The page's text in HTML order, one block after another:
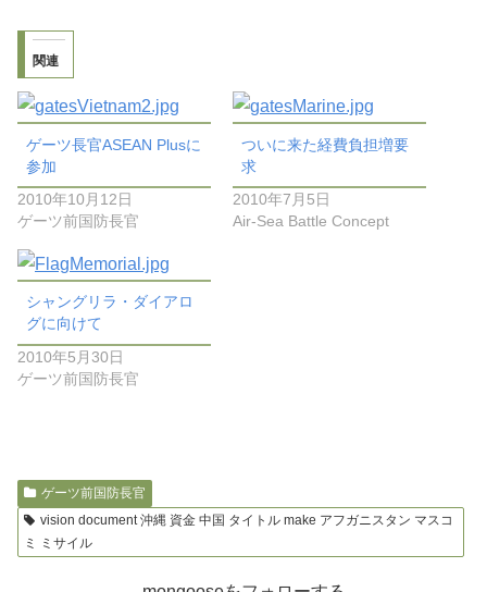
関連
ゲーツ長官ASEAN Plusに
参加
2010年10月12日
ゲーツ前国防長官
ついに来た経費負担増要
求
2010年7月5日
Air-Sea Battle Concept
シャングリラ・ダイアロ
グに向けて
2010年5月30日
ゲーツ前国防長官
ゲーツ前国防長官
vision document 沖縄 資金 中国 タイトル make アフガニスタン マスコ
ミ ミサイル